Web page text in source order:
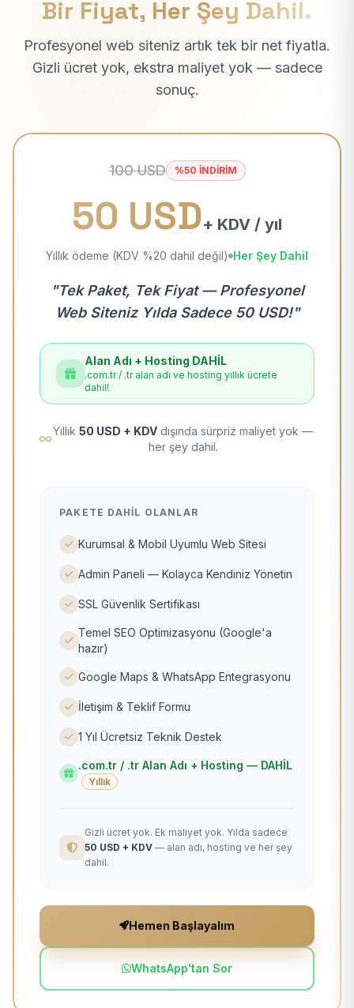
Bir Fiyat, Her Şey Dahil.
Profesyonel web siteniz artık tek bir net fiyatla.
Gizli ücret yok, ekstra maliyet yok — sadece
sonuç.
100 USD %50 İNDİRİM
50 USD+ KDV / yıl
Yıllık ödeme (KDV %20 dahil değil) Her Şey Dahil
"Tek Paket, Tek Fiyat — Profesyonel
Web Siteniz Yılda Sadece 50 USD!"
Alan Adı + Hosting DAHİL
.com.tr / .tr alan adı ve hosting yıllık ücrete
dahil!
Yıllık 50 USD + KDV dışında sürpriz maliyet yok —
her şey dahil.
PAKETE DAHIL OLANLAR
Kurumsal & Mobil Uyumlu Web Sitesi
Admin Paneli — Kolayca Kendiniz Yönetin
SSL Güvenlik Sertifikası
Temel SEO Optimizasyonu (Google'a
hazır)
Google Maps & WhatsApp Entegrasyonu
İletişim & Teklif Formu
1 Yıl Ücretsiz Teknik Destek
.com.tr / .tr Alan Adı + Hosting — DAHİL
Yıllık
Gizli ücret yok. Ek maliyet yok. Yılda sadece
50 USD + KDV — alan adı, hosting ve her şey
dahil.
Hemen Başlayalım
WhatsApp'tan Sor